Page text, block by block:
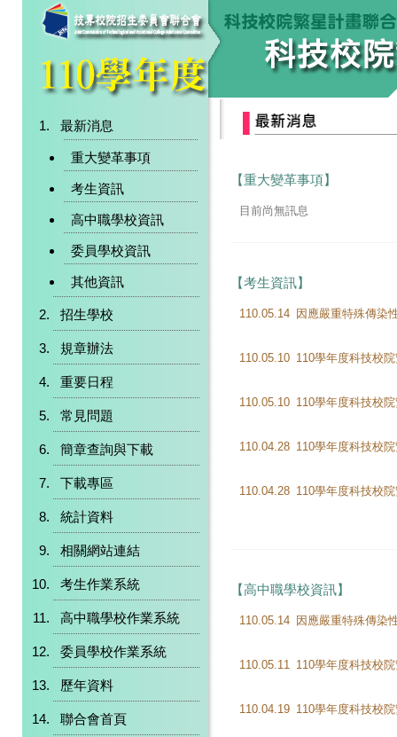
最新消息
重大變革事項
考生資訊
高中職學校資訊
委員學校資訊
其他資訊
招生學校
規章辦法
重要日程
常見問題
簡章查詢與下載
下載專區
統計資料
相關網站連結
考生作業系統
高中職學校作業系統
委員學校作業系統
歷年資料
聯合會首頁
【重大變革事項】
目前尚無訊息
【考生資訊】
110.05.14
110.05.10
110.05.10 110學年度科技校
110.04.28
110.04.28
【高中職學校資訊】
110.05.14
110.05.11
110.04.19